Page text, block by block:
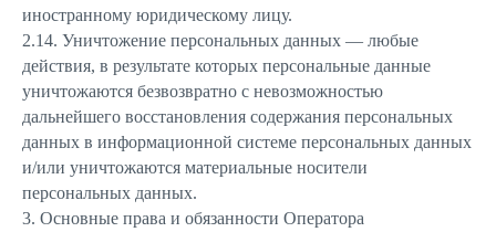
иностранному юридическому лицу.
2.14. Уничтожение персональных данных — любые
действия, в результате которых персональные данные
уничтожаются безвозвратно с невозможностью
дальнейшего восстановления содержания персональных
данных в информационной системе персональных данных
и/или уничтожаются материальные носители
персональных данных.
3. Основные права и обязанности Оператора